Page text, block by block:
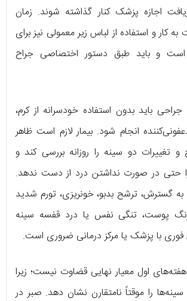
اجازه پزشک کنار گذاشته شوند. زمان
کار و استفاده از لباس زیر معمولی نیز برای
است و باید طبق دستور اختصاصی جراح
باید بدون استفاده خودسرانه از کرم،
انجام شود. بیمار لازم است ظاهر
و تغییرات دو سینه را روزانه بررسی کند و
حتی در صورت نداشتن درد از دست ندهد.
به گسترش، ترشح بدبو، خونریزی، تورم شدید
پوست، تنگی نفس یا درد قفسه سینه
با پزشک یا مرکز درمانی ضروری است.
اول معیار نهایی قضاوت نیست؛ زیرا
سینه‌ها را موقتاً نامتقارن نشان دهد. صبر در